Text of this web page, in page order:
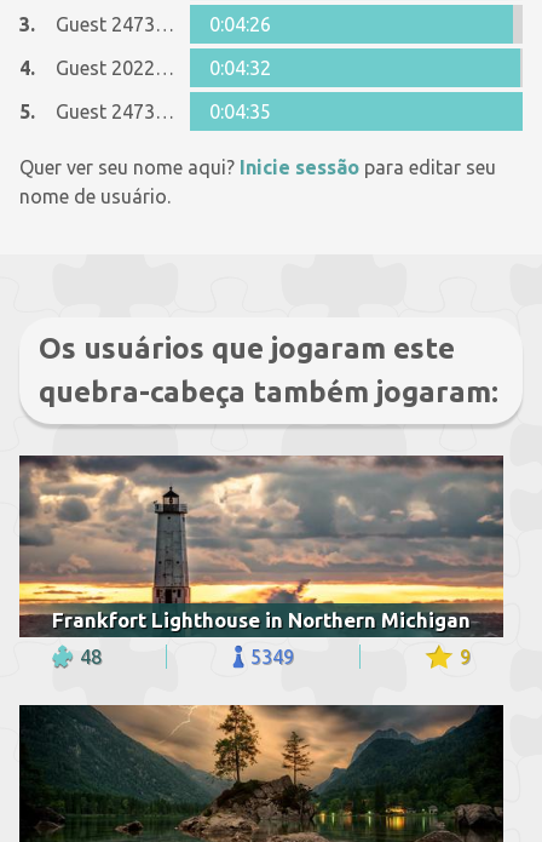
3.
Guest 24739816
0:04:26
4.
Guest 20229790
0:04:32
5.
Guest 24739816 0:04:35
Quer ver seu nome aqui? Inicie sessão para editar seu
nome de usuário.
Os usuários que jogaram este
quebra-cabeça também jogaram:
Frankfort Lighthouse in Northern Michigan
48 5349 9